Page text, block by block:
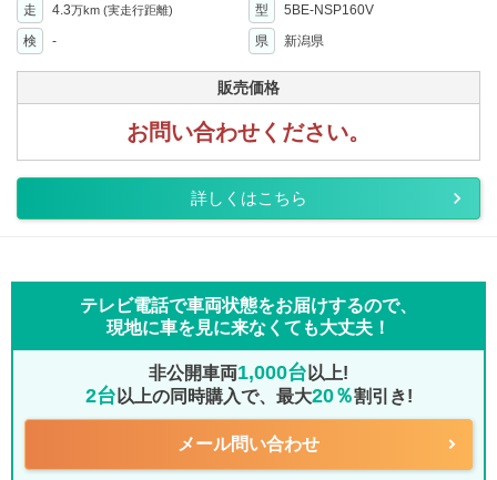
走 4.3万km (実走行距離) 型
5BE-NSP160V
検
- 県 新潟県
販売価格
お問い合わせください。
詳しくはこちら
テレビ電話で車両状態をお届けするので、
現地に車を見に来なくても大丈夫！
非公開車両1,000台 以上!
2台 以上の同時購入で、最大20％割引き!
メール問い合わせ